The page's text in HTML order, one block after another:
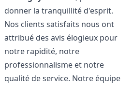
donner la tranquillité d'esprit.
Nos clients satisfaits nous ont
attribué des avis élogieux pour
notre rapidité, notre
professionnalisme et notre
qualité de service. Notre équipe